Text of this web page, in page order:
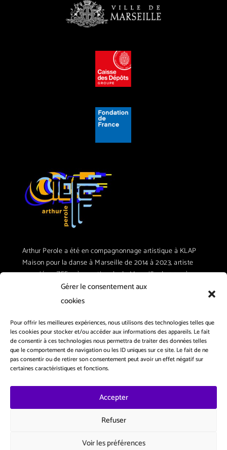
Gérer le consentement aux
cookies
Pour offrir les meilleures expériences, nous utilisons des technologies telles que
les cookies pour stocker et/ou accéder aux informations des appareils. Le fait
de consentir à ces technologies nous permettra de traiter des données telles
que le comportement de navigation ou les ID uniques sur ce site. Le fait de ne
pas consentir ou de retirer son consentement peut avoir un effet négatif sur
certaines caractéristiques et fonctions.
Accepter
Refuser
Voir les préférences
Arthur Perole a été en compagnonnage artistique à KLAP
Maison pour la danse à Marseille de 2014 à 2023, artiste
associé au ZEF scène nationale de Marseille de 2015 à
2018, au Théâtre en Dracénie à Draguignan de 2018 à 2021,
au Ballet Preljocaj/CCN d’Aix-en-Provence en 2022 et
saison 2023-2024 et 2024-2025.
La compagnie est conventionnée par la DRAC Provence-
Alpes-Côte d’Azur, aidée au fonctionnement par la la ville
de Marseille, le Conseil Départemental des Bouches-du-
Rhône, et aidée au projet par la Région Sud – Provence-